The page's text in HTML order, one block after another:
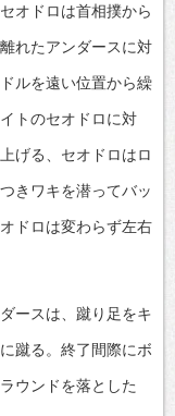
オドロは首相撲から
れたアンダースに対
ルを遠い位置から繰
トのセオドロに対
げる、セオドロはロ
きワキを潜ってバッ
ドロは変わらず左右
ースは、蹴り足をキ
蹴る。終了間際にボ
ウンドを落とした